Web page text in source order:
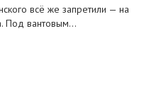
всё же запретили — на
Под вантовым…